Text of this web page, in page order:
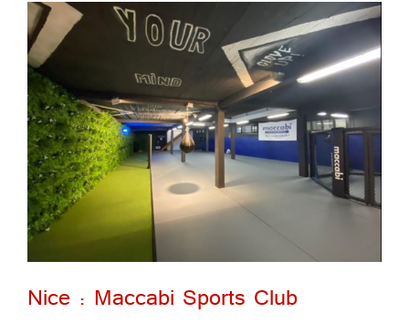
Nice : Maccabi Sports Club